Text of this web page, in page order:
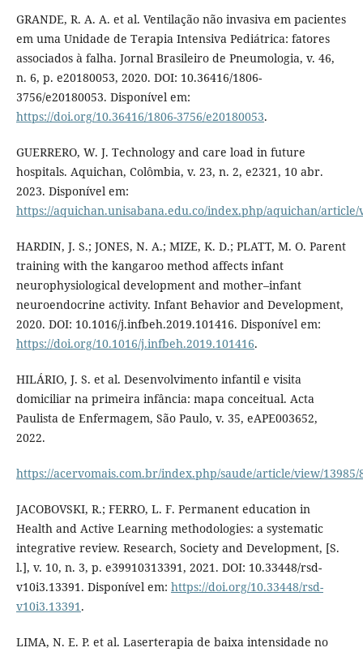
GRANDE, R. A. A. et al. Ventilação não invasiva em pacientes
em uma Unidade de Terapia Intensiva Pediátrica: fatores
associados à falha. Jornal Brasileiro de Pneumologia, v. 46,
n. 6, p. e20180053, 2020. DOI: 10.36416/1806-
3756/e20180053. Disponível em:
https://doi.org/10.36416/1806-3756/e20180053.
GUERRERO, W. J. Technology and care load in future
hospitals. Aquichan, Colômbia, v. 23, n. 2, e2321, 10 abr.
2023. Disponível em:
https://aquichan.unisabana.edu.co/index.php/aquichan/article/
HARDIN, J. S.; JONES, N. A.; MIZE, K. D.; PLATT, M. O. Parent
training with the kangaroo method affects infant
neurophysiological development and mother–infant
neuroendocrine activity. Infant Behavior and Development,
2020. DOI: 10.1016/j.infbeh.2019.101416. Disponível em:
https://doi.org/10.1016/j.infbeh.2019.101416.
HILÁRIO, J. S. et al. Desenvolvimento infantil e visita
domiciliar na primeira infância: mapa conceitual. Acta
Paulista de Enfermagem, São Paulo, v. 35, eAPE003652,
2022.
https://acervomais.com.br/index.php/saude/article/view/13985/
JACOBOVSKI, R.; FERRO, L. F. Permanent education in
Health and Active Learning methodologies: a systematic
integrative review. Research, Society and Development, [S.
l.], v. 10, n. 3, p. e39910313391, 2021. DOI: 10.33448/rsd-
v10i3.13391. Disponível em: https://doi.org/10.33448/rsd-
v10i3.13391.
LIMA, N. E. P. et al. Laserterapia de baixa intensidade no